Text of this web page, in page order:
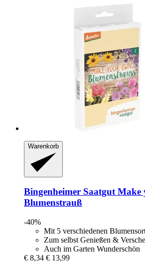
Warenkorb
Bingenheimer SaatgutMake
Blumenstrauß
-40%
Mit 5 verschiedenen
Zum selbst Genießen &
Auch im Garten Wunderschön
€ 8,34 € 13,99